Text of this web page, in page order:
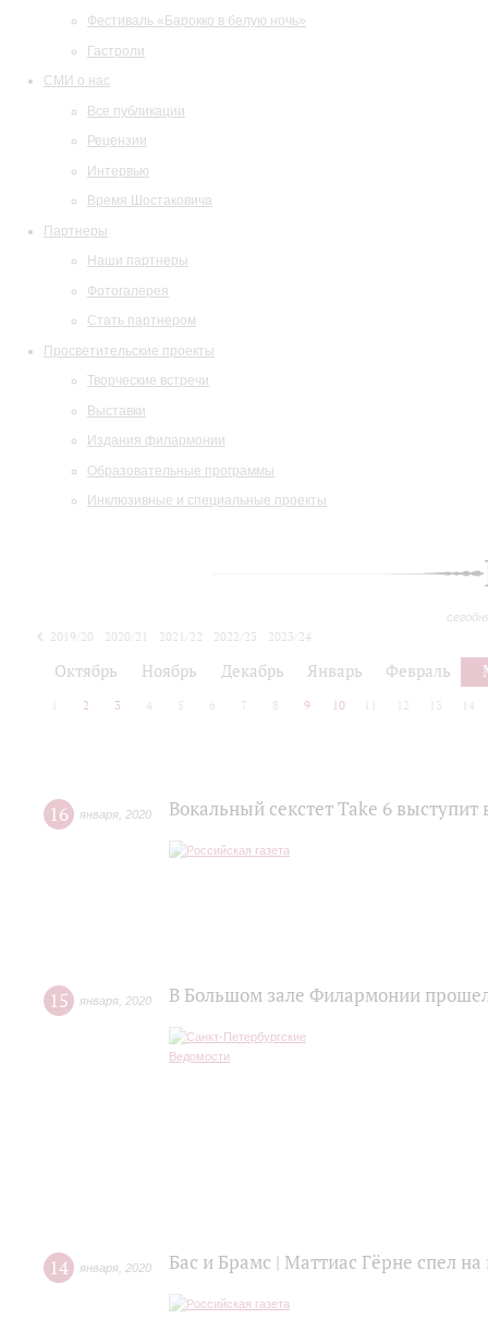
Фестиваль «Барокко в белую ночь»
Гастроли
СМИ о нас
Все публикации
Рецензии
Интервью
Время Шостаковича
Партнеры
Наши партнеры
Фотогалерея
Стать партнером
Просветительские проекты
Творческие встречи
Выставки
Издания филармонии
Образовательные программы
Инклюзивные и специальные проекты
2019/20 2020/21 2021/22 2022/23
2023/24
Октябрь Ноябрь Декабрь Январь Февраль
2 3 4 5 6 7 8 9 10 12 13 14
16 января 2020 Вокальный секстет Take 6 выступит
15 января 2020 В Большом зале Филармонии
14 января 2020 Бас и Брамс | Маттиас Гёрне спел